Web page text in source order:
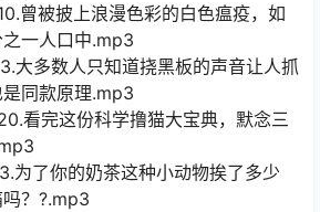
曾被披上浪漫色彩的白色瘟疫，如
一人口中.mp3
多数人只知道挠黑板的声音让人抓
同款原理.mp3
看完这份科学撸猫大宝典，默念三
了你的奶茶这种小动物挨了多少
？?.mp3